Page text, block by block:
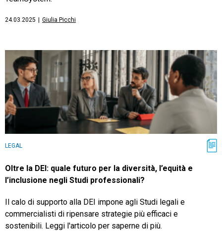
24.03.2025 Giulia Picchi
LEGAL
Oltre la DEI: quale futuro per la diversità, l’equità e
l’inclusione negli Studi professionali?
Il calo di supporto alla DEI impone agli Studi legali e
commercialisti di ripensare strategie più efficaci e
sostenibili. Leggi l'articolo per saperne di più.